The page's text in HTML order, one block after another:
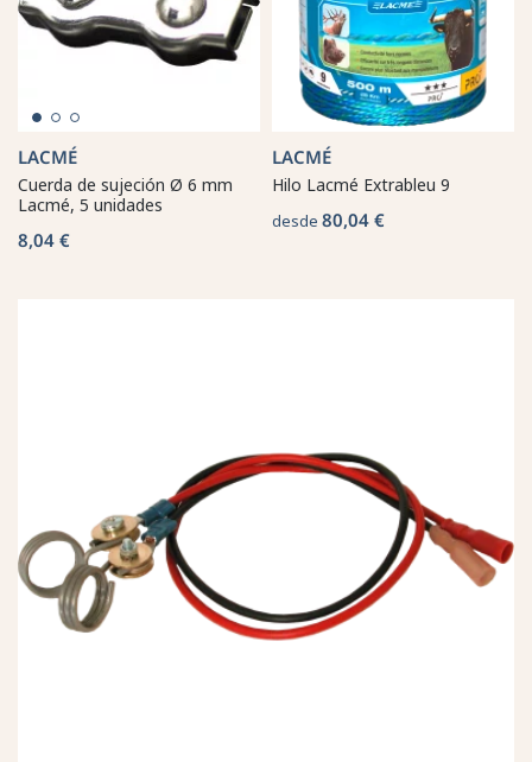
LACMÉ
Cuerda de sujeción Ø 6 mm
Lacmé, 5 unidades
8,04 €
LACMÉ
Hilo Lacmé Extrableu 9
desde 80,04 €